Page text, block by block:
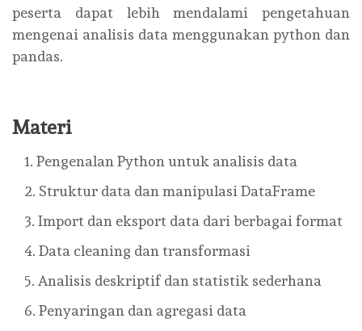
peserta dapat lebih mendalami pengetahuan
mengenai analisis data menggunakan python dan
pandas.
Materi
Pengenalan Python untuk analisis data
Struktur data dan manipulasi DataFrame
Import dan eksport data dari berbagai format
Data cleaning dan transformasi
Analisis deskriptif dan statistik sederhana
Penyaringan dan agregasi data